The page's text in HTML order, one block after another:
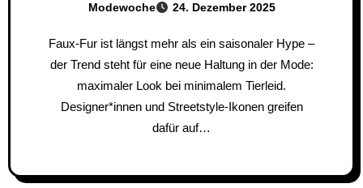
Modewoche 24. Dezember 2025
Faux-Fur ist längst mehr als ein saisonaler Hype –
der Trend steht für eine neue Haltung in der Mode:
maximaler Look bei minimalem Tierleid.
Designer*innen und Streetstyle-Ikonen greifen
dafür auf…